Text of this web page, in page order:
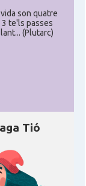
son quatre
3 te'ls passes
(Plutarc)
Tió